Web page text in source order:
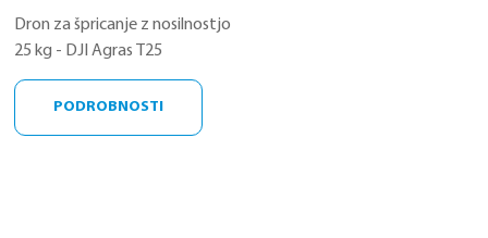
Dron za špricanje z nosilnostjo
25 kg - DJI Agras T25
PODROBNOSTI